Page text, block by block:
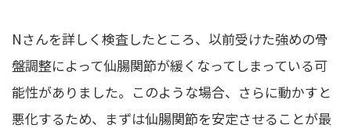
Nさんを詳しく検査したところ、以前受けた強めの骨
盤調整によって仙腸関節が緩くなってしまっている可
能性がありました。このような場合、さらに動かすと
悪化するため、まずは仙腸関節を安定させることが最